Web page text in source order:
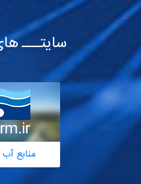
سایتـــ
منابع آب